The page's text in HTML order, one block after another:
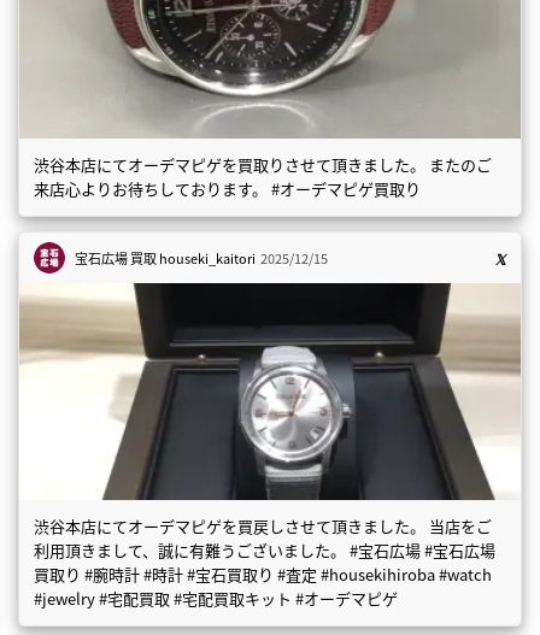
渋谷本店にてオーデマピゲを買取りさせて頂きました。 またのご
来店心よりお待ちしております。 #オーデマピゲ買取り
宝石広場 買取houseki_kaitori 2025/12/15
渋谷本店にてオーデマピゲを買戻しさせて頂きました。 当店をご
利用頂きまして、誠に有難うございました。 #宝石広場 #宝石広場
買取り #腕時計 #時計 #宝石買取り #査定 #housekihiroba #watch
#jewelry #宅配買取 #宅配買取キット #オーデマピゲ